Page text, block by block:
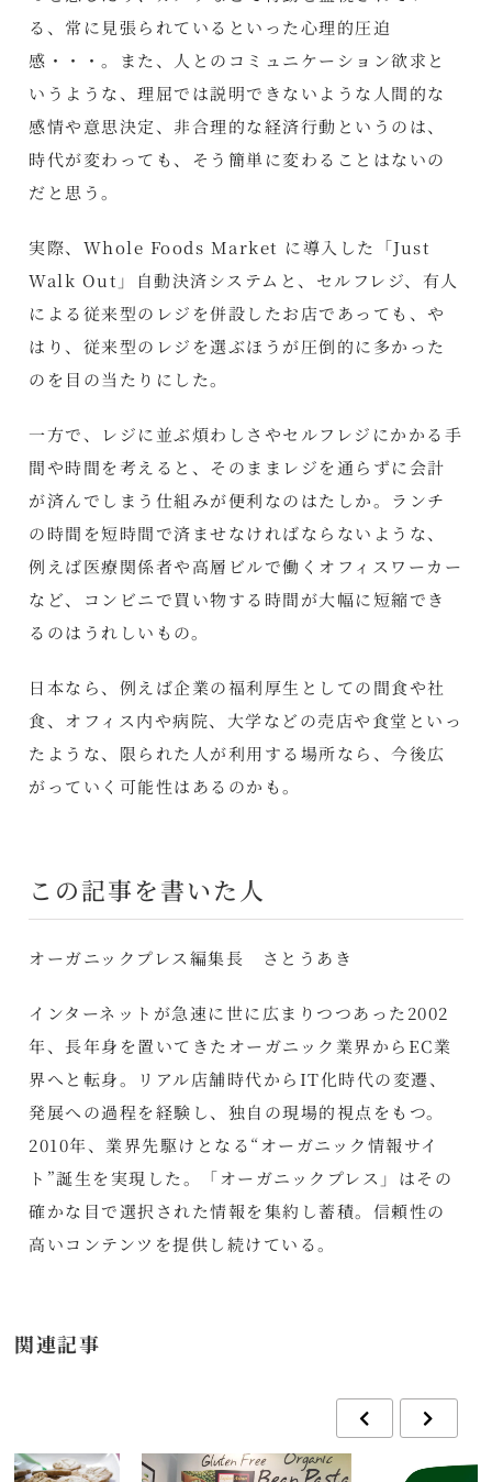
る、常に見張られているといった心理的圧迫
感・・・。また、人とのコミュニケーション欲求と
いうような、理屈では説明できないような人間的な
感情や意思決定、非合理的な経済行動というのは、
時代が変わっても、そう簡単に変わることはないの
だと思う。
実際、Whole Foods Market に導入した「Just
Walk Out」自動決済システムと、セルフレジ、有人
による従来型のレジを併設したお店であっても、や
はり、従来型のレジを選ぶほうが圧倒的に多かった
のを目の当たりにした。
一方で、レジに並ぶ煩わしさやセルフレジにかかる手
間や時間を考えると、そのままレジを通らずに会計
が済んでしまう仕組みが便利なのはたしか。ランチ
の時間を短時間で済ませなければならないような、
例えば医療関係者や高層ビルで働くオフィスワーカー
など、コンビニで買い物する時間が大幅に短縮でき
るのはうれしいもの。
日本なら、例えば企業の福利厚生としての間食や社
食、オフィス内や病院、大学などの売店や食堂といっ
たような、限られた人が利用する場所なら、今後広
がっていく可能性はあるのかも。
この記事を書いた人
オーガニックプレス編集長 さとうあき
インターネットが急速に世に広まりつつあった2002
年、長年身を置いてきたオーガニック業界からEC業
界へと転身。リアル店舗時代からIT化時代の変遷、
発展への過程を経験し、独自の現場的視点をもつ。
2010年、業界先駆けとなる“オーガニック情報サイ
ト”誕生を実現した。「オーガニックプレス」はその
確かな目で選択された情報を集約し蓄積。信頼性の
高いコンテンツを提供し続けている。
関連記事